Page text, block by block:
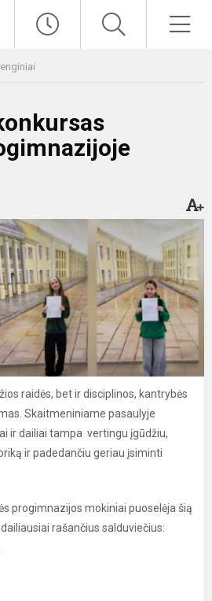
raidės, bet ir disciplinos, kantrybės
Skaitmeniniame pasaulyje
ir dailiai tampa vertingu įgūdžiu,
ir padedančiu geriau įsiminti
progimnazijos mokiniai puoselėja šią
rašančius salduviečius: